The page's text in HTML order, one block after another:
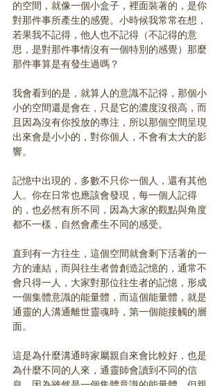
的空間，就像一個小盒子，裡面裝著的，是你
對那件事所產生的感覺。小時候我常常在想，
若果我不記得，他人也不記得（不記得的意
思，是對那件事情沒有一個特別的感覺）那麼
那件事算是有發生過嗎？
我會看到的是，就算人的意識不記得，那個小
小的空間還是會在，只是它的濃度沒很高，而
且因為沒有你投放的專注，所以那個空間呈現
出來會是小小的，對你個人，不會有太大的影
響。
記憶中出現的，多數不只你一個人，還有其他
人。你在日常也應該會發現，每一個人記得
的，也必然有所不同，因為大家的觀點與角度
都不一樣，自然會產生不同的感受。
直到有一方往生，這個空間就會剩下活著的一
方的連結，而與往生者曾創造記憶的，通常不
會只得一人，大家對那位往生者的記憶，形成
一個集體意識的能量體，而這個能量體，就是
通靈的人溝通離世靈魂時，第一個能接觸的層
面。
這是為什麼溝通時家屬親自來會比較好，也是
為什麼不同的人來，通靈師會讀到不同的信